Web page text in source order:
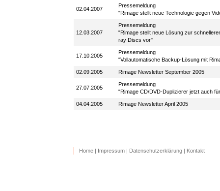
02.04.2007
Pressemeldung
"Rimage stellt neue Technologie gegen
12.03.2007
Pressemeldung
"Rimage stellt neue Lösung zur
ray Discs vor"
17.10.2005
Pressemeldung
"Vollautomatische Backup-Lösung mit
02.09.2005 Rimage Newsletter September 2005
27.07.2005
Pressemeldung
"Rimage CD/DVD-Duplizierer jetzt auch
04.04.2005 Rimage Newsletter April 2005
Home | Impressum | Datenschutzerklärung | Kontakt